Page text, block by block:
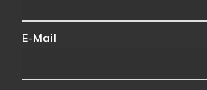
E-Mail